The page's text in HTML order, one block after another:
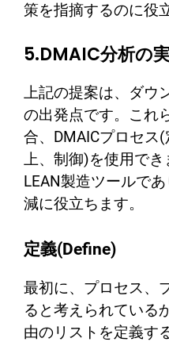
策を指摘するのに役
5.DMAIC分析の
上記の提案は、ダウ
の出発点です。これ
合、DMAICプロセス
上、制御)を使用で
LEAN製造ツールで
減に役立ちます。
定義(Define)
最初に、プロセス、
ると考えられている
由のリストを定義す